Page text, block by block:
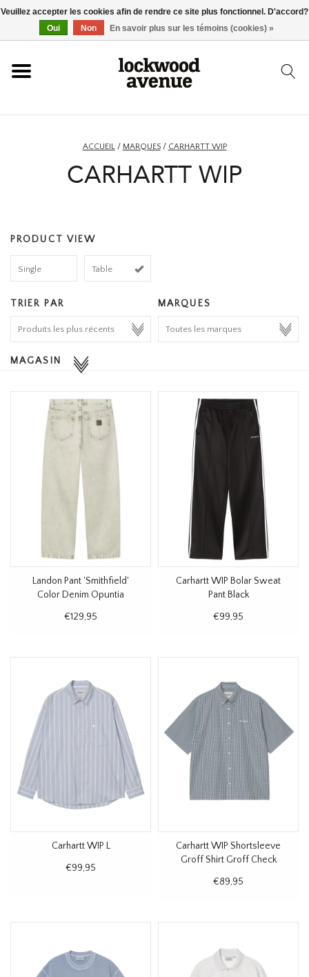
ACCUEIL
ACCESSOIRES
HOMEWARE
MARQUES
THE EDIT
ACCUEIL/ MARQUES/ CARHARTT WIP
CARHARTT WIP
PRODUCT VIEW
Single Table
TRIER PAR MARQUES
MAGASIN
Landon Pant 'Smithfield'
Color Denim Opuntia
€129,95
Carhartt WIP Bolar Sweat
Pant Black
€99,95
Carhartt WIP L
€99,95
Carhartt WIP Shortsleeve
Groff Shirt Groff Check
€89,95
Veuillez accepter les cookies afin de rendre ce site plus fonctionnel. D'accord?
Oui
Non En savoir plus sur les témoins (cookies) »